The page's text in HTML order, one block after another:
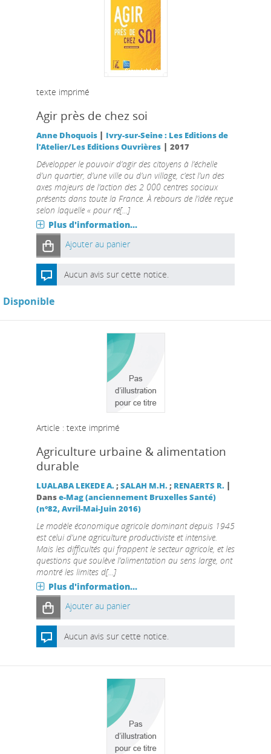
texte imprimé
Agir près de chez soi
Anne Dhoquois | Ivry-sur-Seine : Les Editions de
l'Atelier/Les Editions Ouvrières| 2017
Développer le pouvoir d’agir des citoyens à l’échelle
d’un quartier, d’une ville ou d’un village, c’est l’un des
axes majeurs de l’action des 2 000 centres sociaux
présents dans toute la France. À rebours de l’idée reçue
selon laquelle « pour ré[...]
Plus d'information...
Ajouter au panier
Aucun avis sur cette notice.
Disponible
Article : texte imprimé
Agriculture urbaine & alimentation
durable
LUALABA LEKEDE A.;SALAH M.H.; RENAERTS R. |
Danse-Mag (anciennement Bruxelles Santé)
(n°82, Avril-Mai-Juin 2016)
Le modèle économique agricole dominant depuis 1945
est celui d’une agriculture productiviste et intensive.
Mais les difficultés qui frappent le secteur agricole, et les
questions que soulève l’alimentation au sens large, ont
montré les limites d[...]
Plus d'information...
Ajouter au panier
Aucun avis sur cette notice.